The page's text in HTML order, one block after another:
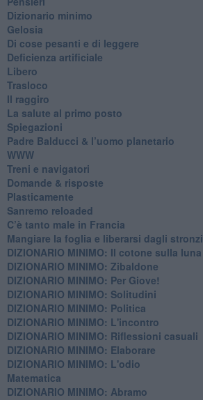
​Dizionario minimo
Gelosia
Di cose pesanti e di leggere
​Deficienza artificiale
Libero
Trasloco
Il raggiro
​La salute al primo posto
Spiegazioni
Padre Balducci & l’uomo planetario
WWW
​Treni e navigatori
​Domande & risposte
​Plasticamente
Sanremo reloaded
C’è tanto male in Francia
​Mangiare la foglia e liberarsi dagli stronzi
DIZIONARIO MINIMO: Il cotone sulla luna
DIZIONARIO MINIMO: Zibaldone
DIZIONARIO MINIMO: Per Giove!
DIZIONARIO MINIMO: Solitudini
DIZIONARIO MINIMO: Politica
DIZIONARIO MINIMO: L'incontro
DIZIONARIO MINIMO: Riflessioni casuali
DIZIONARIO MINIMO: Elaborare
DIZIONARIO MINIMO: L'odio
​Matematica
DIZIONARIO MINIMO: Abramo